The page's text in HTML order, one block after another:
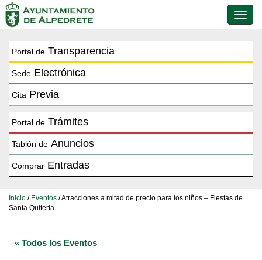
de
Portal de Transparencia
Sede Electrónica
Cita Previa
Portal de Trámites
Tablón de Anuncios
Comprar Entradas
Inicio / Eventos / Atracciones a mitad de precio para los niños – Fiestas de
Santa Quiteria
« Todos los Eventos